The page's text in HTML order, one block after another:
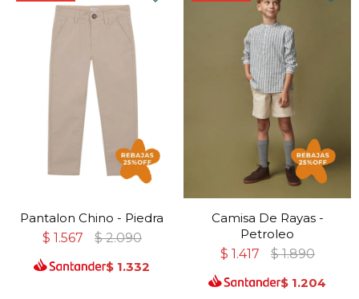
Pantalon Chino - Piedra
$ 1.567 $ 2.090
$ 1.332
Camisa De Rayas -
Petroleo
$ 1.417 $ 1.890
$ 1.204